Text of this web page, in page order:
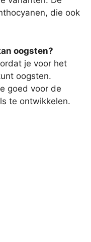
die ook
oogsten?
je voor het
oogsten.
goed voor de
te ontwikkelen.